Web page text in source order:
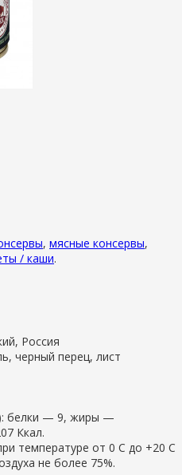
, мясные консервы,
/ каши.
Россия
черный перец, лист
белки — 9, жиры —
Ккал.
температуре от 0 С до +20 С
не более 75%.